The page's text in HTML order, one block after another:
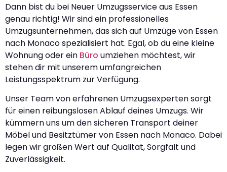
Dann bist du bei Neuer Umzugsservice aus Essen
genau richtig! Wir sind ein professionelles
Umzugsunternehmen, das sich auf Umzüge von Essen
nach Monaco spezialisiert hat. Egal, ob du eine kleine
Wohnung oder ein Büro umziehen möchtest, wir
stehen dir mit unserem umfangreichen
Leistungsspektrum zur Verfügung.
Unser Team von erfahrenen Umzugsexperten sorgt
für einen reibungslosen Ablauf deines Umzugs. Wir
kümmern uns um den sicheren Transport deiner
Möbel und Besitztümer von Essen nach Monaco. Dabei
legen wir großen Wert auf Qualität, Sorgfalt und
Zuverlässigkeit.